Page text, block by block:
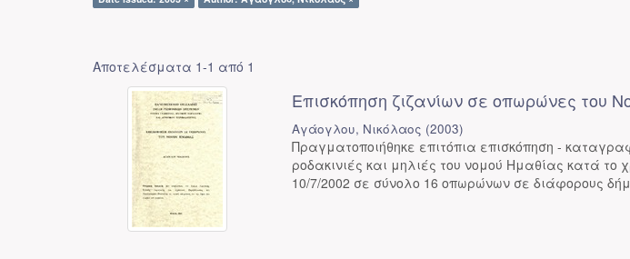
Αποτελέσματα 1-1 από 1
Επισκόπηση ζιζανίων σε οπωρώνες του
Αγάογλου, Νικόλαος (2003)
Πραγματοποιήθηκε επιτόπια επισκόπηση -
ροδακινιές και μηλιές του νομού Ημαθίας κατά το
10/7/2002 σε σύνολο 16 οπωρώνων σε διάφορους